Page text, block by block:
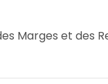
Marges et des